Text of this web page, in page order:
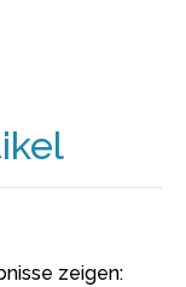
zeigen: